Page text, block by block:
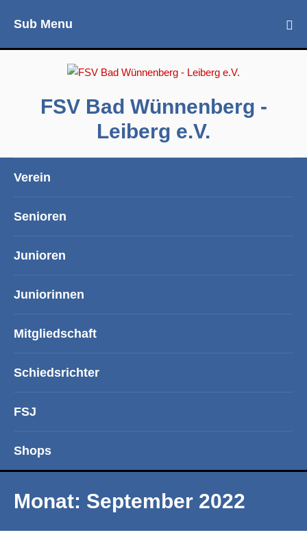
Sub Menu
FSV Bad Wünnenberg -
Leiberg e.V.
Verein
Senioren
Junioren
Juniorinnen
Mitgliedschaft
Schiedsrichter
FSJ
Shops
Monat: September 2022